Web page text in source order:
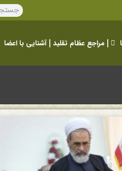
مراجع عظام تقلید آشنایی با اعضا